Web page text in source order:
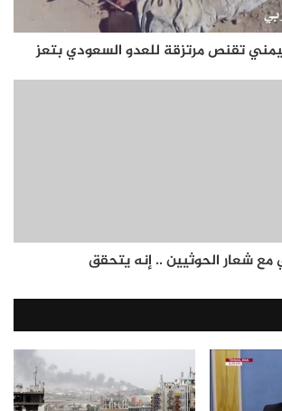
تقنص مرتزقة للعدو السعودي بتعز
شعار الحوثيين .. إنه يتحقق